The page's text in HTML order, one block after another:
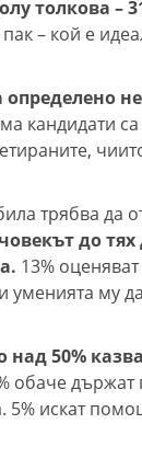
толкова –
– кой е
определено
кандидати
трябва да
до
13%
уменията му
над 50%
обаче държат
5% искат